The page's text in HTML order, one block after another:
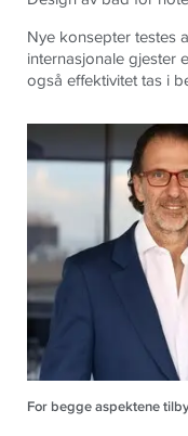
Nye konsepter testes
internasjonale gjester
også effektivitet tas i
For begge aspektene